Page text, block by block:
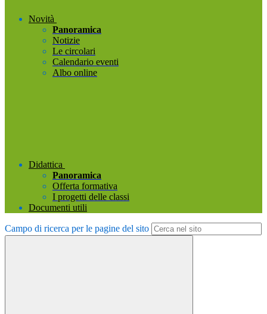
Novità
Panoramica
Notizie
Le circolari
Calendario eventi
Albo online
Didattica
Panoramica
Offerta formativa
I progetti delle classi
Documenti utili
Campo di ricerca per le pagine del sito